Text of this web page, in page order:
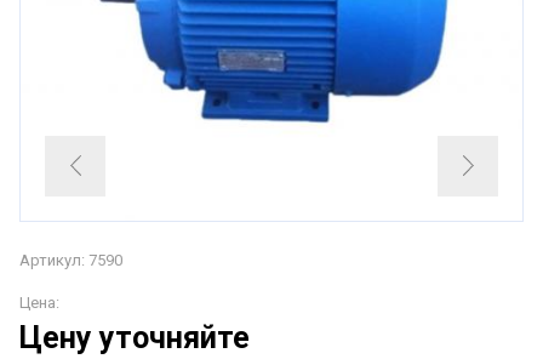
Артикул: 7590
Цена:
Цену уточняйте